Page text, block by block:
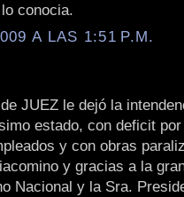
conocia.
A LAS 1:51 P.M.
JUEZ le dejó la
estado, con deficit
y con obras
y gracias a la
Nacional y la Sra.